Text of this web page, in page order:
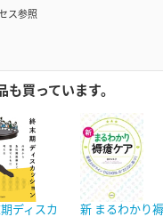
ス参照
買っています。
ディスカ
新 まるわかり褥